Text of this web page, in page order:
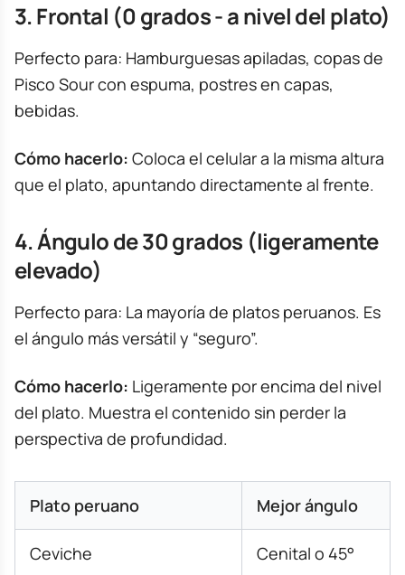
3. Frontal (0 grados - a nivel del plato)
Perfecto para: Hamburguesas apiladas, copas de
Pisco Sour con espuma, postres en capas,
bebidas.
Cómo hacerlo: Coloca el celular a la misma altura
que el plato, apuntando directamente al frente.
4. Ángulo de 30 grados (ligeramente
elevado)
Perfecto para: La mayoría de platos peruanos. Es
el ángulo más versátil y “seguro”.
Cómo hacerlo: Ligeramente por encima del nivel
del plato. Muestra el contenido sin perder la
perspectiva de profundidad.
Plato peruano Mejor ángulo
Ceviche Cenital o 45°